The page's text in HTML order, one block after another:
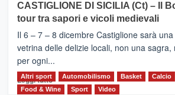
MOIO
ALCANTARA
–
Vivicittà,
alla
scoperta
del
territorio,
CASTIGLIONE DI SICILIA (Ct) – Il
tour tra sapori e vicoli medievali
Il 6 – 7 – 8 dicembre Castiglione sarà
vetrina delle delizie locali, non una
per ogni...
Leggi tuttoLeggi
di
Altri sport Automobilismo Basket Calcio
Food & Wine
Sport Video